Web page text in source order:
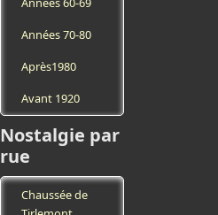
Années 70-80
Après1980
Avant 1920
Nostalgie par
rue
Chaussée de